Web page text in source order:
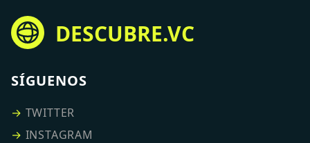
DESCUBRE.VC
SÍGUENOS
→ TWITTER
→ INSTAGRAM